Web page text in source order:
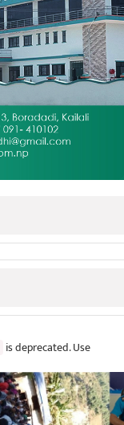
is deprecated. Use